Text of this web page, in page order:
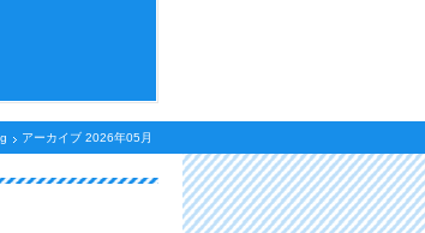
アーカイブ 2026年05月